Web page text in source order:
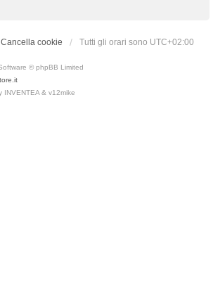
Cancella cookie Tutti gli orari sono UTC+02:00
© phpBB Limited
INVENTEA & v12mike